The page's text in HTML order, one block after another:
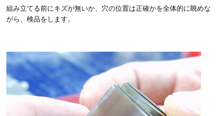
組み立てる前にキズが無いか、穴の位置は正確かを全体的に眺めな
がら、検品をします。